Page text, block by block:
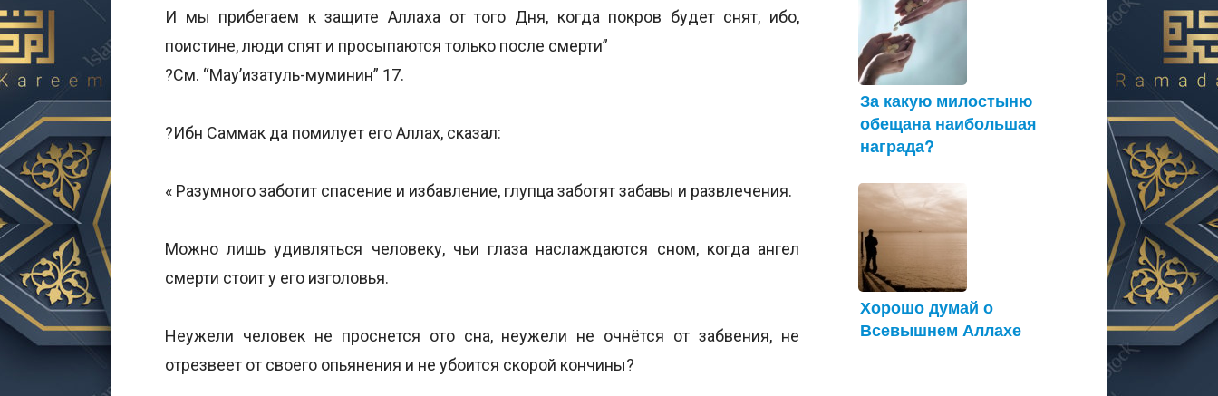
И мы прибегаем к защите Аллаха от того Дня, когда покров будет снят, ибо,
поистине, люди спят и просыпаются только после смерти”
?См. “Мау’изатуль-муминин” 17.
?Ибн Саммак да помилует его Аллах, сказал:
« Разумного заботит спасение и избавление, глупца заботят забавы и развлечения.
Можно лишь удивляться человеку, чьи глаза наслаждаются сном, когда ангел
смерти стоит у его изголовья.
Неужели человек не проснется ото сна, неужели не очнётся от забвения, не
отрезвеет от своего опьянения и не убоится скорой кончины?
За какую милостыню
обещана наибольшая
награда?
Хорошо думай о
Всевышнем Аллахе